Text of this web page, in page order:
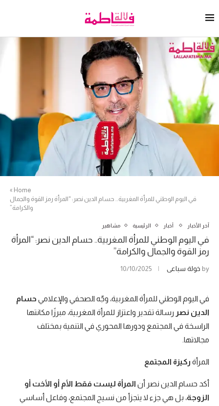
Home
»
في اليوم الوطني للمرأة المغربية.. حسام الدين نصر: “المرأة رمز القوة والجمال
والكرامة”
آخر الأخبار أخبار الرئيسية مشاهير
في اليوم الوطني للمرأة المغربية.. حسام الدين نصر: “المرأة
رمز القوة والجمال والكرامة”
by خولة سباعي 10/10/2025
في اليوم الوطني للمرأة المغربية، وجّه الصحفي والإعلامي حسام
الدين نصر رسالة تقدير واعتزاز للمرأة المغربية، مبرزًا مكانتها
الراسخة في المجتمع ودورها المحوري في التنمية بمختلف
مجالاتها.
المرأة ركيزة المجتمع
أكد حسام الدين نصر أن المرأة ليست فقط الأم أو الأخت أو
الزوجة، بل هي جزء لا يتجزأ من نسيج المجتمع، وفاعل أساسي